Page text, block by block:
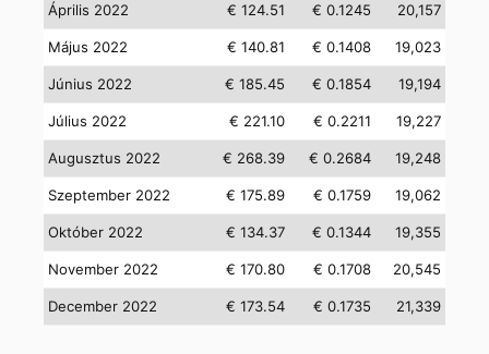
Április 2022 € 124.51 € 0.1245 20,157
Május 2022 € 140.81 € 0.1408 19,023
Június 2022 € 185.45 € 0.1854 19,194
Július 2022 € 221.10 € 0.2211 19,227
Augusztus 2022 € 268.39 € 0.2684 19,248
Szeptember 2022 € 175.89 € 0.1759 19,062
Október 2022 € 134.37 € 0.1344 19,355
November 2022 € 170.80 € 0.1708 20,545
December 2022 € 173.54 € 0.1735 21,339